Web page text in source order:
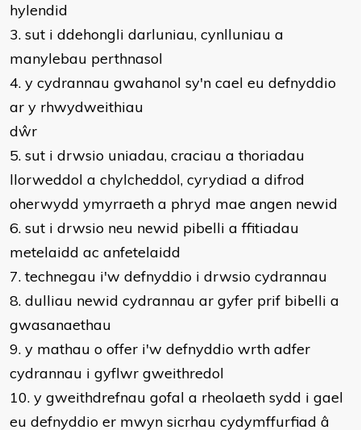
hylendid
3. sut i ddehongli darluniau, cynlluniau a
manylebau perthnasol
4. y cydrannau gwahanol sy'n cael eu defnyddio
ar y rhwydweithiau
dŵr
5. sut i drwsio uniadau, craciau a thoriadau
llorweddol a chylcheddol, cyrydiad a difrod
oherwydd ymyrraeth a phryd mae angen newid
6. sut i drwsio neu newid pibelli a ffitiadau
metelaidd ac anfetelaidd
7. technegau i'w defnyddio i drwsio cydrannau
8. dulliau newid cydrannau ar gyfer prif bibelli a
gwasanaethau
9. y mathau o offer i'w defnyddio wrth adfer
cydrannau i gyflwr gweithredol
10. y gweithdrefnau gofal a rheolaeth sydd i gael
eu defnyddio er mwyn sicrhau cydymffurfiad â